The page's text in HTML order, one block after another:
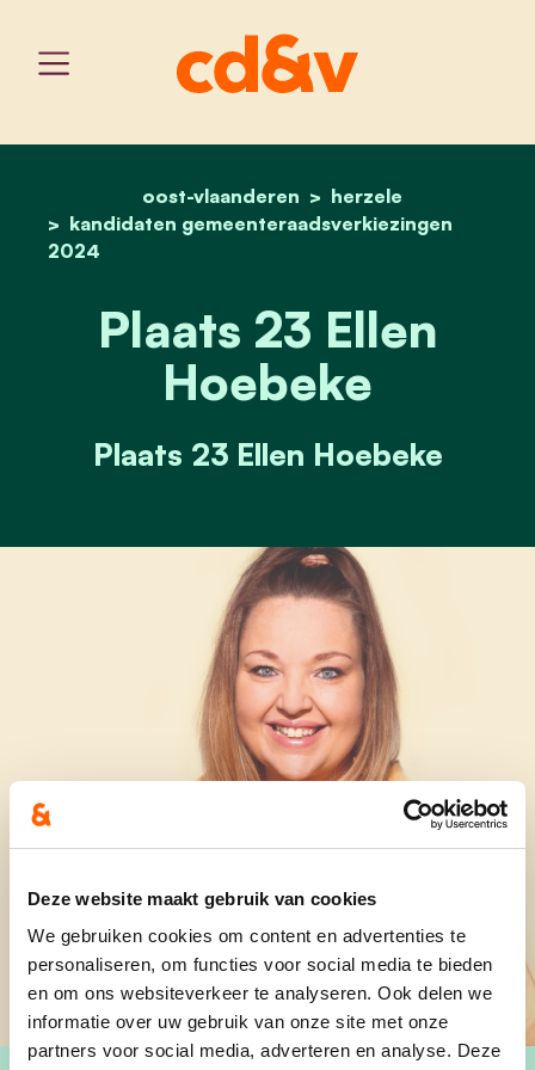
Deze website maakt gebruik van cookies
We gebruiken cookies om content en advertenties te
personaliseren, om functies voor social media te bieden
en om ons websiteverkeer te analyseren. Ook delen we
informatie over uw gebruik van onze site met onze
partners voor social media, adverteren en analyse. Deze
home
oost-vlaanderen
herzele
kandidaten gemeenteraadsverkiezingen
2024
plaats 23 ellen hoebeke
Plaats 23 Ellen
Hoebeke
Plaats 23 Ellen Hoebeke